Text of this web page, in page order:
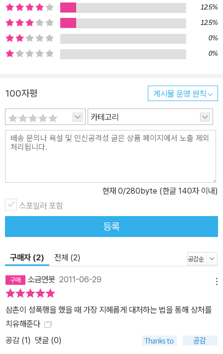
12.5%
12.5%
0%
0%
100자평 게시물 운영 원칙
카테고리
현재 0/280byte (한글 140자 이내)
스포일러 포함
등록
구매자 (2) 전체 (2)
소금연못 2011-06-29
삼촌이 성폭행을 했을 때 가장 지혜롭게 대처하는 법을 통해 상처를
치유해준다
공감 (1) 댓글 (0)